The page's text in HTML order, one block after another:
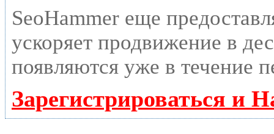
SeoHammer еще
ускоряет продвижение в
появляются уже в течение
Зарегистрироваться и